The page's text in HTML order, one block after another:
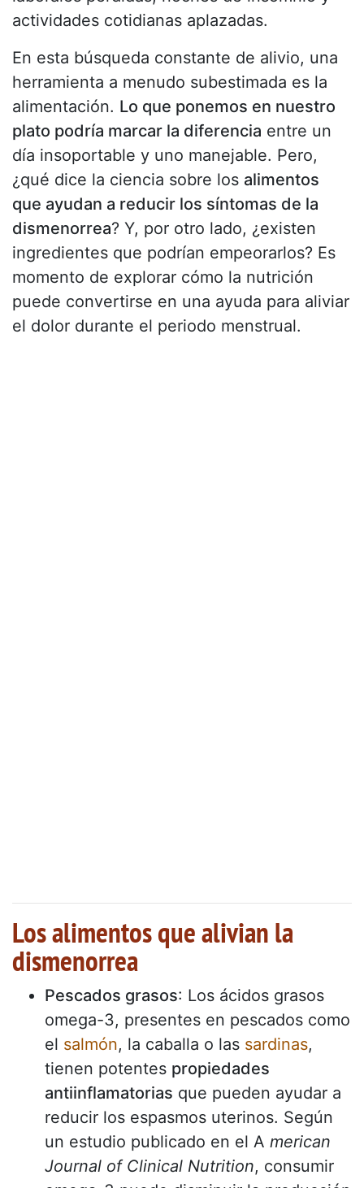
actividades cotidianas aplazadas.
En esta búsqueda constante de alivio, una
herramienta a menudo subestimada es la
alimentación. Lo que ponemos en nuestro
plato podría marcar la diferencia entre un
día insoportable y uno manejable. Pero,
¿qué dice la ciencia sobre los alimentos
que ayudan a reducir los síntomas de la
dismenorrea? Y, por otro lado, ¿existen
ingredientes que podrían empeorarlos? Es
momento de explorar cómo la nutrición
puede convertirse en una ayuda para aliviar
el dolor durante el periodo menstrual.
Los alimentos que alivian la
dismenorrea
Pescados grasos: Los ácidos grasos
omega-3, presentes en pescados como
el salmón, la caballa o las sardinas,
tienen potentes propiedades
antiinflamatorias que pueden ayudar a
reducir los espasmos uterinos. Según
un estudio publicado en el A merican
Journal of Clinical Nutrition, consumir